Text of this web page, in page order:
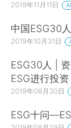
2019年11月11日
中国ESG30
2019年10月31日
ESG30人 |
ESG进行投资
2019年08月30日
ESG十问